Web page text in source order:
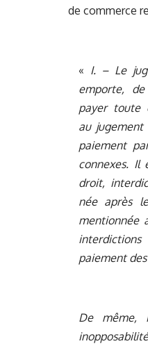
de commerce
« I. – Le
emporte,
payer toute
au jugement
paiement
connexes. Il
droit,
née après
mentionnée
paiement
De même,